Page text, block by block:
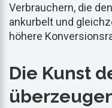
Verbrauchern, die
ankurbelt und
höhere
Die Kunst